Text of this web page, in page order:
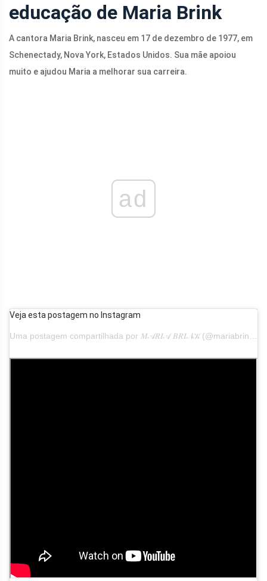
educação de Maria Brink
A cantora Maria Brink, nasceu em 17 de dezembro de 1977, em
Schenectady, Nova York, Estados Unidos. Sua mãe apoiou
muito e ajudou Maria a melhorar sua carreira.
ad
Veja esta postagem no Instagram